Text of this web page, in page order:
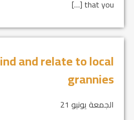
that you […]
and relate to local
grannies
الجمعة يونيو 21